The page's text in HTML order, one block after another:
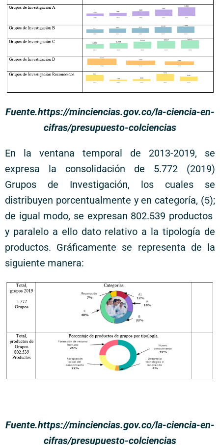
Fuente.https://minciencias.gov.co/la-ciencia-en-
cifras/presupuesto-colciencias
En la ventana temporal de 2013-2019, se
expresa la consolidación de 5.772 (2019)
Grupos de Investigación, los cuales se
distribuyen porcentualmente y en categoría, (5);
de igual modo, se expresan 802.539 productos
y paralelo a ello dato relativo a la tipología de
productos. Gráficamente se representa de la
siguiente manera:
Fuente.https://minciencias.gov.co/la-ciencia-en-
cifras/presupuesto-colciencias